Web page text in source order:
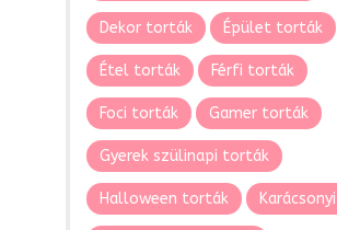
Dekor torták Épület torták
Étel torták Férfi torták
Foci torták Gamer torták
Gyerek szülinapi torták
Halloween torták